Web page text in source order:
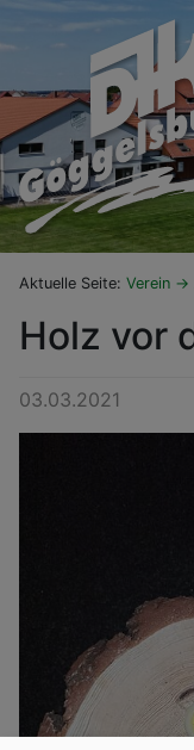
Aktuelle Seite: Verein
Holz vor
03.03.2021